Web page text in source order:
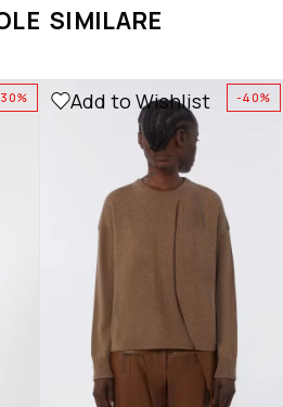
SIMILARE
-40%
Add to Wishlist